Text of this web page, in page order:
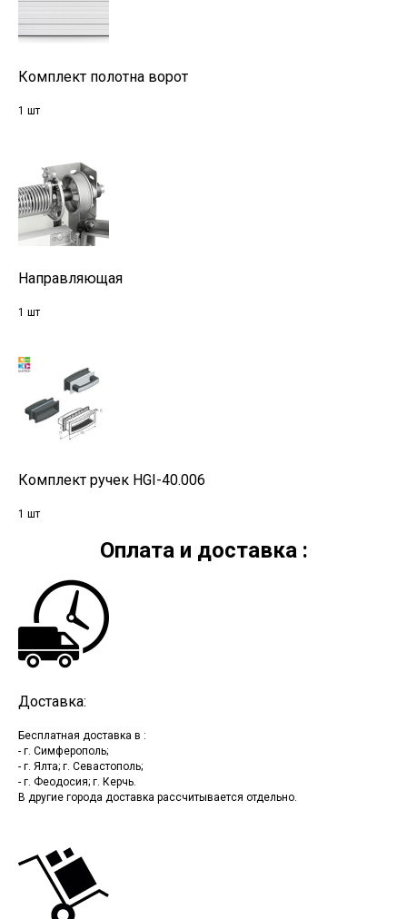
Комплект полотна ворот
1 шт
Направляющая
1 шт
Комплект ручек HGI-40.006
1 шт
Оплата и доставка :
Доставка:
Бесплатная доставка в :
- г. Симферополь;
- г. Ялта; г. Севастополь;
- г. Феодосия; г. Керчь.
В другие города доставка рассчитывается отдельно.